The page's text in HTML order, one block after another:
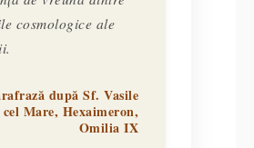
cosmologice ale
după Sf. Vasile
cel Mare, Hexaimeron,
Omilia IX